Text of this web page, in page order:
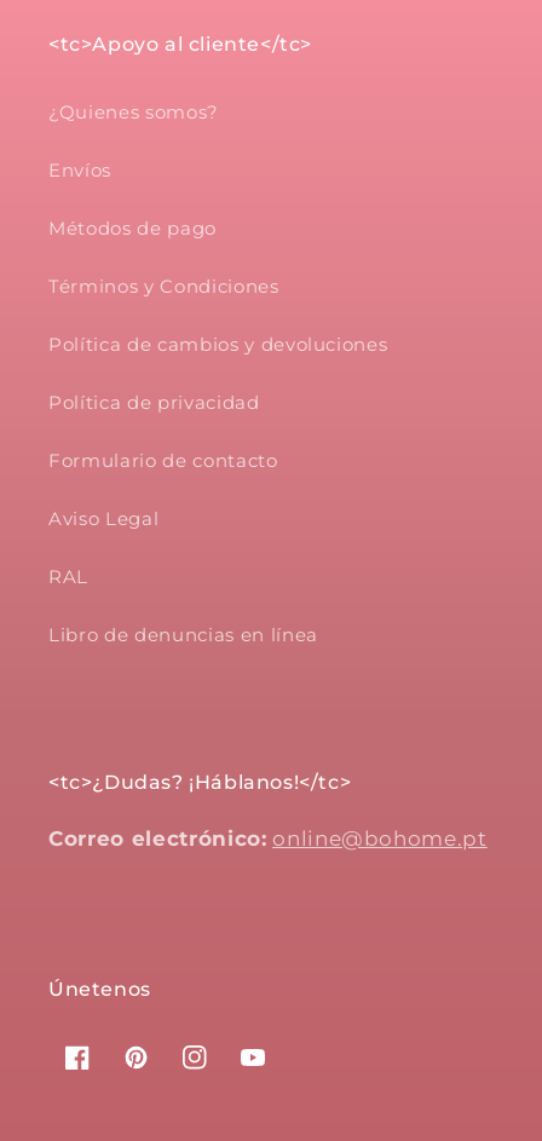
<tc>Apoyo al cliente</tc>
¿Quienes somos?
Envíos
Métodos de pago
Términos y Condiciones
Política de cambios y devoluciones
Política de privacidad
Formulario de contacto
Aviso Legal
RAL
Libro de denuncias en línea
<tc>¿Dudas? ¡Háblanos!</tc>
Correo electrónico: online@bohome.pt
Únetenos
FacebookPinterestInstagramYouTube